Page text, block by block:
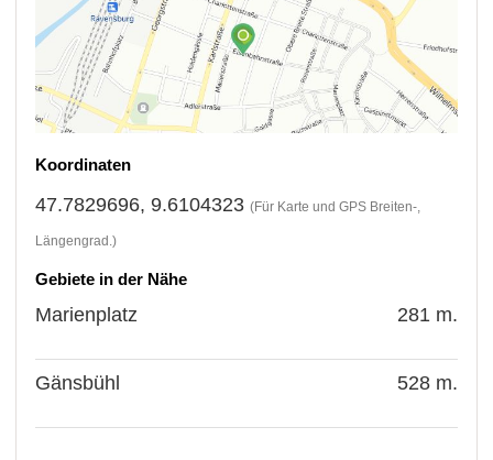
Koordinaten
47.7829696, 9.6104323 (Für Karte und GPS Breiten-,
Längengrad.)
Gebiete in der Nähe
Marienplatz 281 m.
Gänsbühl 528 m.